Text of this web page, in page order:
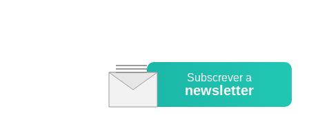
Subscrever a
newsletter